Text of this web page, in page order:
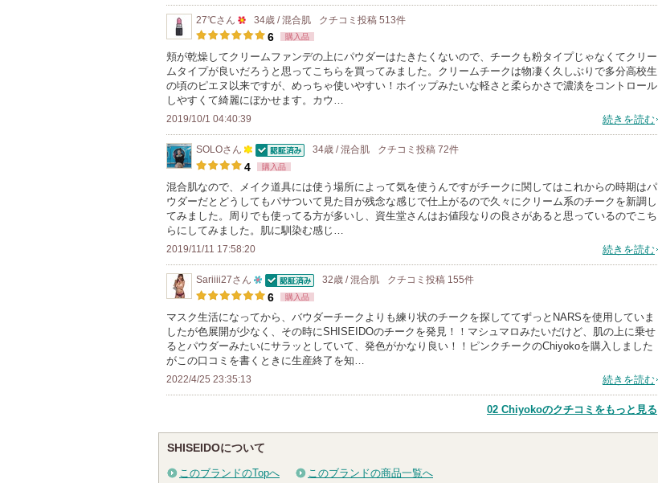
27℃さん
50
人
以
上
ン
バ
ー
に
お
気
に
入
り
登
録
さ
れ
34歳 / 混合肌 クチコミ投稿 513件
6 購入品
頬が乾燥してクリームファンデの上にパウダーはたきたくないので、チークも粉タイプじゃなくてクリー
ムタイプが良いだろうと思ってこちらを買ってみました。クリームチークは物凄く久しぶりで多分高校生
の頃のピエヌ以来ですが、めっちゃ使いやすい！ホイップみたいな軽さと柔らかさで濃淡をコントロール
しやすくて綺麗にぼかせます。カウ…
2019/10/1 04:40:39 続きを読む
SOLOさん
100
人
以
上
ン
バ
ー
に
お
気
に
り
登
録
認証済
34歳 / 混合肌 クチコミ投稿 72件
4 購入品
混合肌なので、メイク道具には使う場所によって気を使うんですがチークに関してはこれからの時期はパ
ウダーだとどうしてもパサついて見た目が残念な感じで仕上がるので久々にクリーム系のチークを新調し
てみました。周りでも使ってる方が多いし、資生堂さんはお値段なりの良さがあると思っているのでこち
らにしてみました。肌に馴染む感じ…
2019/11/11 17:58:20 続きを読む
Sariiii27さん
10
人
以
上
ー
に
認証済
32歳 / 混合肌 クチコミ投稿 155件
6 購入品
マスク生活になってから、バウダーチークよりも練り状のチークを探しててずっとNARSを使用していま
したが色展開が少なく、その時にSHISEIDOのチークを発見！！マシュマロみたいだけど、肌の上に乗せ
るとパウダーみたいにサラッとしていて、発色がかなり良い！！ピンクチークのChiyokoを購入しました
がこの口コミを書くときに生産終了を知…
2022/4/25 23:35:13 続きを読む
02 Chiyokoのクチコミをもっと見る
SHISEIDOについて
このブランドのTopへ このブランドの商品一覧へ